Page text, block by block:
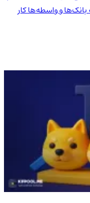
و واسطه‌ها کار